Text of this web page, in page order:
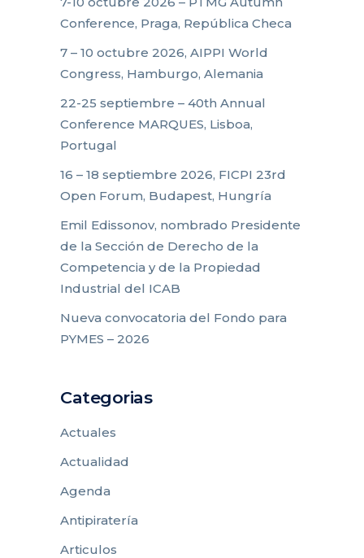
Conference, Praga, República Checa
7 – 10 octubre 2026, AIPPI World
Congress, Hamburgo, Alemania
22-25 septiembre – 40th Annual
Conference MARQUES, Lisboa,
Portugal
16 – 18 septiembre 2026, FICPI 23rd
Open Forum, Budapest, Hungría
Emil Edissonov, nombrado Presidente
de la Sección de Derecho de la
Competencia y de la Propiedad
Industrial del ICAB
Nueva convocatoria del Fondo para
PYMES – 2026
Categorias
Actuales
Actualidad
Agenda
Antipiratería
Articulos